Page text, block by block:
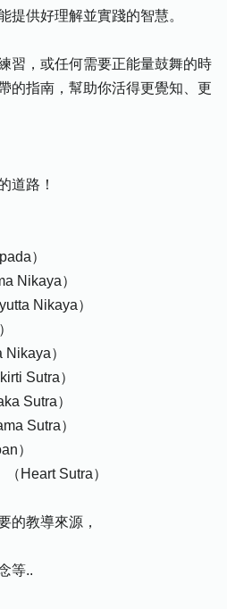
提供好理解並實踐的智慧。
習，或任何需要正能量鼓舞的時
的指南，幫助你活得更覺知、更
道路！
）
Nikaya）
Nikaya）
）
Sutra）
Sutra）
Sutra）
）
Heart Sutra）
的教導來源，
等..